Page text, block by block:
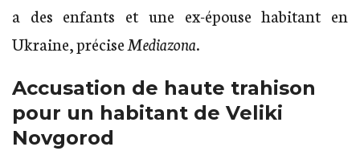
a des enfants et une ex-épouse habitant en
Ukraine, préciseMediazona.
Accusation de haute trahison
pour un habitant de Veliki
Novgorod